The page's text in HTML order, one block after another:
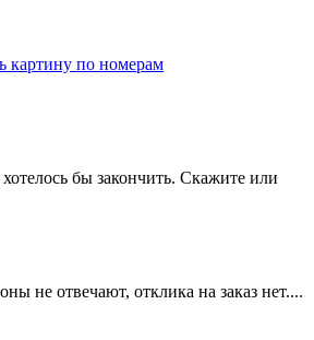
картину по номерам
бы закончить. Скажите или
не отвечают, отклика на заказ нет....